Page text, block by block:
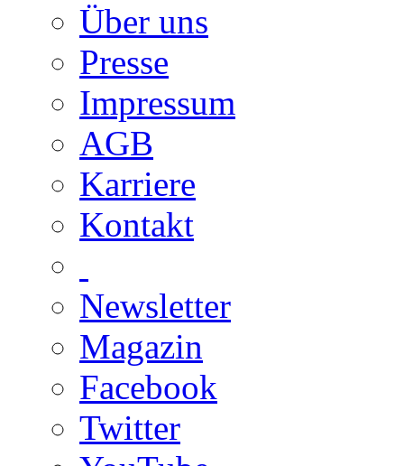
Über uns
Presse
Impressum
AGB
Karriere
Kontakt
Newsletter
Magazin
Facebook
Twitter